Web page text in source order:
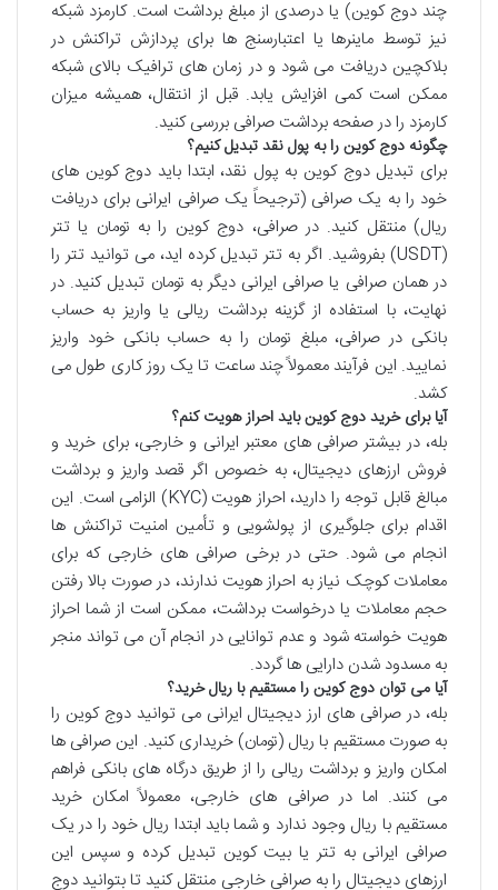
چند دوج کوین) یا درصدی از مبلغ برداشت است. کارمزد شبکه
نیز توسط ماینرها یا اعتبارسنج ها برای پردازش تراکنش در
بلاکچین دریافت می شود و در زمان های ترافیک بالای شبکه
ممکن است کمی افزایش یابد. قبل از انتقال، همیشه میزان
کارمزد را در صفحه برداشت صرافی بررسی کنید.
چگونه دوج کوین را به پول نقد تبدیل کنیم؟
برای تبدیل دوج کوین به پول نقد، ابتدا باید دوج کوین های
خود را به یک صرافی (ترجیحاً یک صرافی ایرانی برای دریافت
ریال) منتقل کنید. در صرافی، دوج کوین را به تومان یا تتر
(USDT) بفروشید. اگر به تتر تبدیل کرده اید، می توانید تتر را
در همان صرافی یا صرافی ایرانی دیگر به تومان تبدیل کنید. در
نهایت، با استفاده از گزینه برداشت ریالی یا واریز به حساب
بانکی در صرافی، مبلغ تومان را به حساب بانکی خود واریز
نمایید. این فرآیند معمولاً چند ساعت تا یک روز کاری طول می
کشد.
آیا برای خرید دوج کوین باید احراز هویت کنم؟
بله، در بیشتر صرافی های معتبر ایرانی و خارجی، برای خرید و
فروش ارزهای دیجیتال، به خصوص اگر قصد واریز و برداشت
مبالغ قابل توجه را دارید، احراز هویت (KYC) الزامی است. این
اقدام برای جلوگیری از پولشویی و تأمین امنیت تراکنش ها
انجام می شود. حتی در برخی صرافی های خارجی که برای
معاملات کوچک نیاز به احراز هویت ندارند، در صورت بالا رفتن
حجم معاملات یا درخواست برداشت، ممکن است از شما احراز
هویت خواسته شود و عدم توانایی در انجام آن می تواند منجر
به مسدود شدن دارایی ها گردد.
آیا می توان دوج کوین را مستقیم با ریال خرید؟
بله، در صرافی های ارز دیجیتال ایرانی می توانید دوج کوین را
به صورت مستقیم با ریال (تومان) خریداری کنید. این صرافی ها
امکان واریز و برداشت ریالی را از طریق درگاه های بانکی فراهم
می کنند. اما در صرافی های خارجی، معمولاً امکان خرید
مستقیم با ریال وجود ندارد و شما باید ابتدا ریال خود را در یک
صرافی ایرانی به تتر یا بیت کوین تبدیل کرده و سپس این
ارزهای دیجیتال را به صرافی خارجی منتقل کنید تا بتوانید دوج